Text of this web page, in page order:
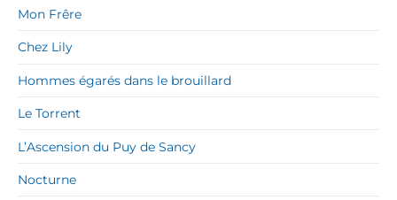
Mon Frêre
Chez Lily
Hommes égarés dans le brouillard
Le Torrent
L’Ascension du Puy de Sancy
Nocturne